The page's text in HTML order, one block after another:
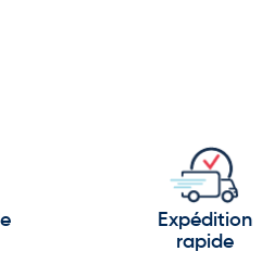
Rhône-Alpes pour
dédiés aux couleurs et
Expédition
rapide